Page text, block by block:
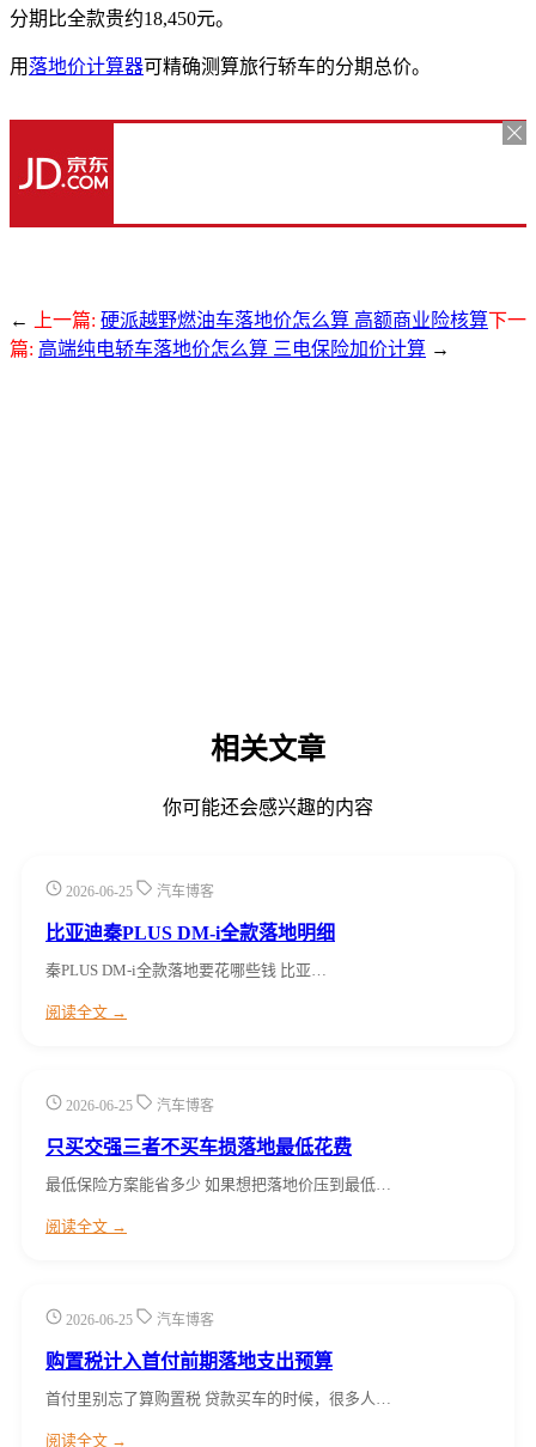
分期比全款贵约18,450元。
用 落地价计算器可精确测算旅行轿车的分期总价。
← 上一篇: 硬派越野燃油车落地价怎么算 高额商业险核算下一
篇: 高端纯电轿车落地价怎么算 三电保险加价计算 →
相关文章
你可能还会感兴趣的内容
2026-06-25 汽车博客
比亚迪秦PLUS DM-i全款落地明细
秦PLUS DM-i全款落地要花哪些钱 比亚…
阅读全文 →
2026-06-25 汽车博客
只买交强三者不买车损落地最低花费
最低保险方案能省多少 如果想把落地价压到最低…
阅读全文 →
2026-06-25 汽车博客
购置税计入首付前期落地支出预算
首付里别忘了算购置税 贷款买车的时候，很多人…
阅读全文 →